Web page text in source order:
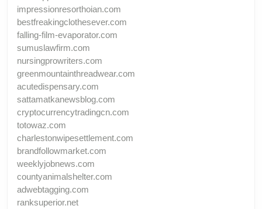
impressionresorthoian.com
bestfreakingclothesever.com
falling-film-evaporator.com
sumuslawfirm.com
nursingprowriters.com
greenmountainthreadwear.com
acutedispensary.com
sattamatkanewsblog.com
cryptocurrencytradingcn.com
totowaz.com
charlestonwipesettlement.com
brandfollowmarket.com
weeklyjobnews.com
countyanimalshelter.com
adwebtagging.com
ranksuperior.net